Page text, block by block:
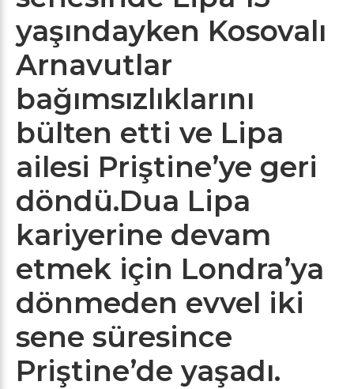
yaşındayken Kosovalı
Arnavutlar
bağımsızlıklarını
bülten etti ve Lipa
ailesi Priştine’ye geri
döndü.Dua Lipa
kariyerine devam
etmek için Londra’ya
dönmeden evvel iki
sene süresince
Priştine’de yaşadı.